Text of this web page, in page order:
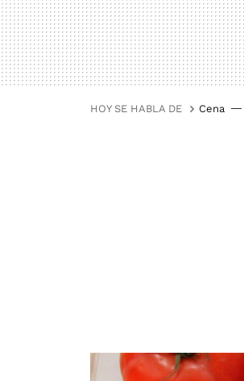
HOY SE HABLA DE Cena